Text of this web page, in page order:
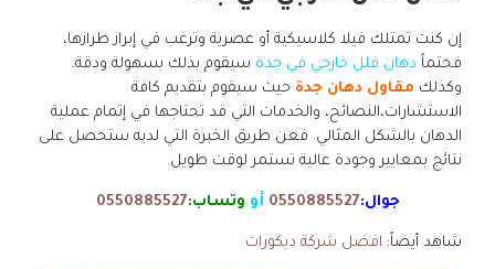
إن كنت تمتلك فيلا كلاسيكية أو عصرية وترغب في إبراز طرازها،
فحتماً دهان فلل خارجي في جدة سيقوم بذلك بسهولة ودقة.
وكذلك مقاول دهان جدة حيث سيقوم بتقديم كافة
الاستشارات،النصائح، والخدمات التي قد تحتاجها في إتمام عملية
الدهان بالشكل المثالي. فعن طريق الخبرة التي لديه ستحصل على
نتائج بمعايير وجودة عالية تستمر لوقت طويل.
جوال:0550885527 أو وتساب:0550885527
شاهد أيضاً: افضل شركة ديكورات